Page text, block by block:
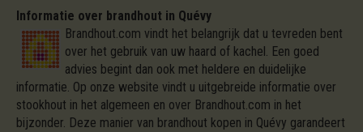
Informatie over brandhout in Quévy
Brandhout.com vindt het belangrijk dat u tevreden bent
over het gebruik van uw haard of kachel. Een goed
advies begint dan ook met heldere en duidelijke
informatie. Op onze website vindt u uitgebreide informatie over
stookhout in het algemeen en over Brandhout.com in het
bijzonder. Deze manier van brandhout kopen in Quévy garandeert